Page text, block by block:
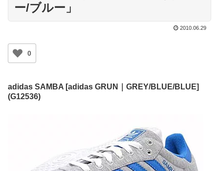
ー/ブルー」
2010.06.29
0
adidas SAMBA [adidas GRUN｜GREY/BLUE/BLUE]
(G12536)